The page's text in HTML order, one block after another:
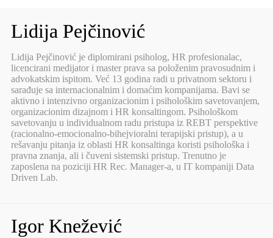
Lidija Pejčinović
Lidija Pejčinović je diplomirani psiholog, HR profesionalac,
licencirani medijator i master prava sa položenim pravosudnim i
advokatskim ispitom. Već 13 godina radi u privatnom sektoru i
sarađuje sa internacionalnim i domaćim kompanijama. Bavi se
aktivno i intenzivno organizacionim i psihološkim savetovanjem,
organizacionim dizajnom i HR konsaltingom. Psihološkom
savetovanju u individualnom radu pristupa iz REBT perspektive
(racionalno-emocionalno-bihejvioralni terapijski pristup), a u
rešavanju pitanja iz oblasti HR konsaltinga koristi psihološka i
pravna znanja, ali i čuveni sistemski pristup. Trenutno je
zaposlena na poziciji HR Rec. Manager-a, u IT kompaniji Data
Driven Lab.
Igor Knežević